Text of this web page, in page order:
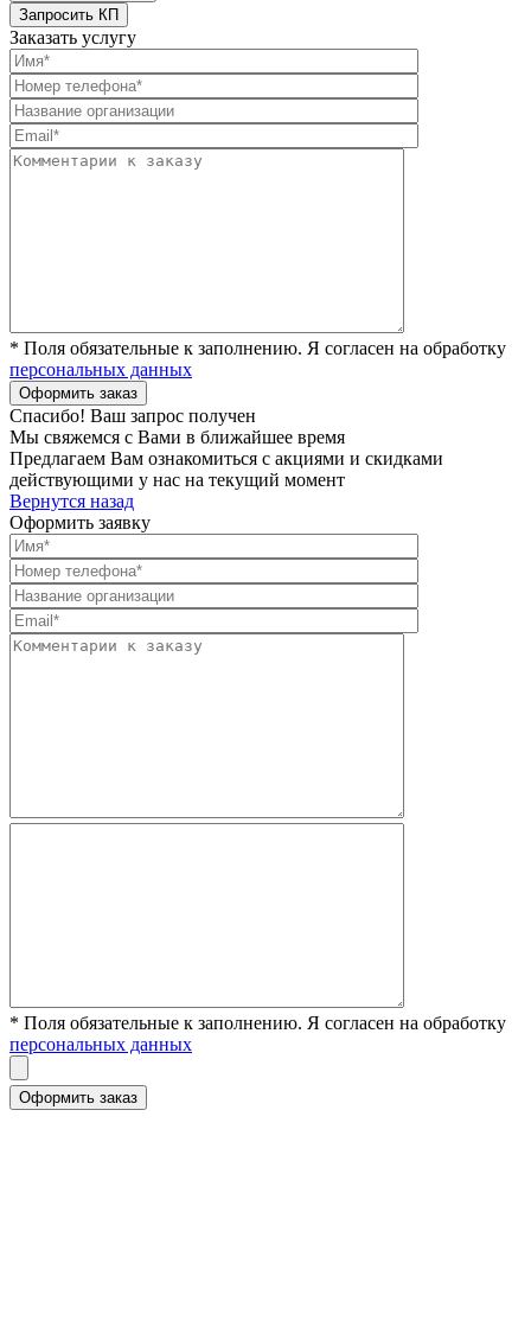
Заказать услугу
* Поля обязательные к заполнению. Я согласен на обработку
персональных данных
Спасибо! Ваш запрос получен
Мы свяжемся с Вами в ближайшее время
Предлагаем Вам ознакомиться с акциями и скидками
действующими у нас на текущий момент
Вернутся назад
Оформить заявку
* Поля обязательные к заполнению. Я согласен на обработку
персональных данных